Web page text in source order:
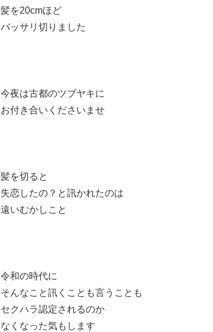
髪を20cmほど
バッサリ切りました
今夜は古都のツブヤキに
お付き合いくださいませ
髪を切ると
失恋したの？と訊かれたのは
遠いむかしこと
令和の時代に
そんなこと訊くことも言うことも
セクハラ認定されるのか
なくなった気もします